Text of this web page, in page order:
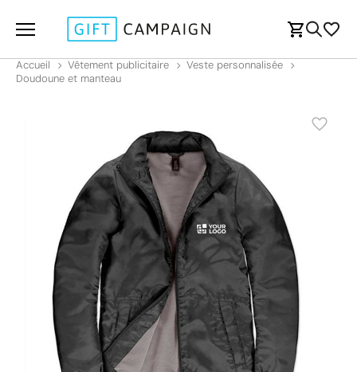
Accueil Vêtement publicitaire
Veste personnalisée
Doudoune et manteau